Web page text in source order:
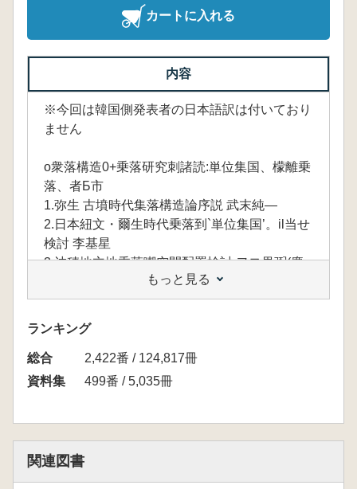
カートに入れる
内容
※今回は韓国側発表者の日本語訳は付いており
ません
o衆落構造0+乗落研究刺諸読:単位集国、檬離乗
落、者Б市
1.弥生 古墳時代集落構造論序説 武末純―
2.日本紐文・爾生時代乗落到`単位集国’。il当せ
検討 李基星
3.沖積地立地乗落嘲空間配置検討 ヲヨ畏弼(慶
4.園形粘土袢土器期の集落構造論(2)一暦年代と
時期匠分一 庄田慎矢
5.青銅器～原三國時代環濠衆落引展開様相 表徳
換
6.北部九州と近畿における狙点集落の比較研究
一弥生時代中期から後期の佐賀耐崎地方の地域
集落群と首長墳墓群の動向から一
もっと見る
ランキング
総合
2,422番 / 124,817冊
資料集
499番 / 5,035冊
関連図書